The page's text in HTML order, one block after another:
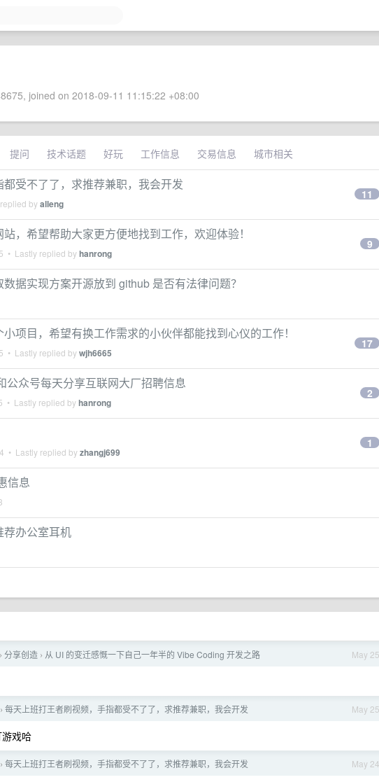
joined on 2018-09-11 11:15:22 +08:00
提问 技术话题 好玩 工作信息 交易信息 城市相关
受不了了，求推荐兼职，我会开发
byalleng
11
，希望帮助大家更方便地找到工作，欢迎体验！
• Lastly replied byhanrong
9
据实现方案开源放到 github 是否有法律问题？
项目，希望有换工作需求的小伙伴都能找到心仪的工作！
• Lastly replied bywjh6665
17
公众号每天分享互联网大厂招聘信息
• Lastly replied byhanrong
2
• Lastly replied byzhangj699
1
信息
荐办公室耳机
May 25
› 分享创造 › 从 UI 的变迁感慨一下自己一年半的 Vibe Coding 开发之路
May 25
› 每天上班打王者刷视频，手指都受不了了，求推荐兼职，我会开发
戏哈
May 24
› 每天上班打王者刷视频，手指都受不了了，求推荐兼职，我会开发